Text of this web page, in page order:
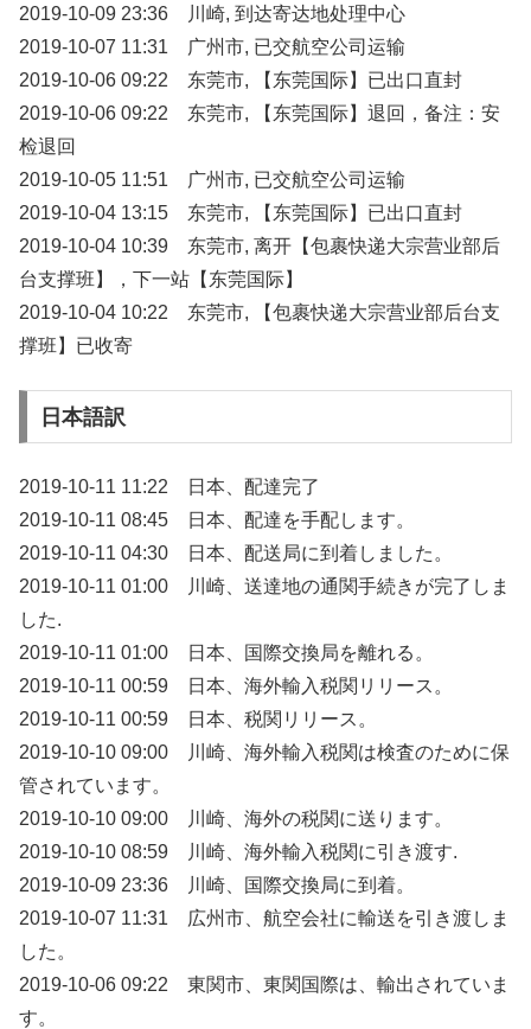
2019-10-09 23:36 川崎, 到达寄达地处理中心
2019-10-07 11:31 广州市, 已交航空公司运输
2019-10-06 09:22 东莞市, 【东莞国际】已出口直封
2019-10-06 09:22 东莞市, 【东莞国际】退回，备注：安
检退回
2019-10-05 11:51 广州市, 已交航空公司运输
2019-10-04 13:15 东莞市, 【东莞国际】已出口直封
2019-10-04 10:39 东莞市, 离开【包裹快递大宗营业部后
台支撑班】，下一站【东莞国际】
2019-10-04 10:22 东莞市, 【包裹快递大宗营业部后台支
撑班】已收寄
日本語訳
2019-10-11 11:22 日本、配達完了
2019-10-11 08:45 日本、配達を手配します。
2019-10-11 04:30 日本、配送局に到着しました。
2019-10-11 01:00 川崎、送達地の通関手続きが完了しま
した.
2019-10-11 01:00 日本、国際交換局を離れる。
2019-10-11 00:59 日本、海外輸入税関リリース。
2019-10-11 00:59 日本、税関リリース。
2019-10-10 09:00 川崎、海外輸入税関は検査のために保
管されています。
2019-10-10 09:00 川崎、海外の税関に送ります。
2019-10-10 08:59 川崎、海外輸入税関に引き渡す.
2019-10-09 23:36 川崎、国際交換局に到着。
2019-10-07 11:31 広州市、航空会社に輸送を引き渡しま
した。
2019-10-06 09:22 東関市、東関国際は、輸出されていま
す。